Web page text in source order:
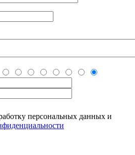
персональных данных и